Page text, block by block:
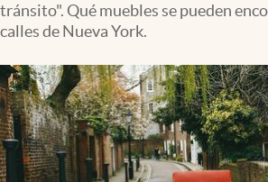
tránsito". Qué muebles se pueden
calles de Nueva York.